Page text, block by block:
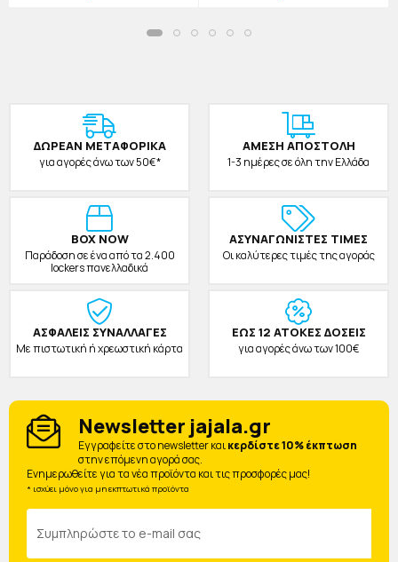
ΔΩΡΕAΝ ΜΕΤΑΦΟΡΙΚΑ
για αγορές άνω των 50€*
ΑΜΕΣΗ ΑΠΟΣΤΟΛΗ
1-3 ημέρες σε όλη την Ελλάδα
BOX NOW
Παράδοση σε ένα από τα 2.400
lockers πανελλαδικά
ΑΣΥΝΑΓΩΝΙΣΤΕΣ ΤΙΜΕΣ
Οι καλύτερες τιμές της αγοράς
ΑΣΦΑΛΕΙΣ ΣΥΝΑΛΛΑΓΕΣ
Με πιστωτική ή χρεωστική κάρτα
ΕΩΣ 12 ΑΤΟΚΕΣ ΔΟΣΕΙΣ
για αγορές άνω των 100€
Newsletter jajala.gr
Eγγραφείτε στο newsletter καικερδίστε 10% έκπτωση
στην επόμενη αγορά σας.
Ενημερωθείτε για τα νέα προϊόντα και τις προσφορές μας!
* ισχύει μόνο για μη εκπτωτικά προϊόντα